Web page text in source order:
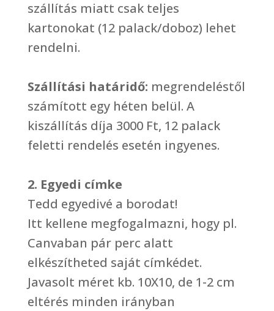
szállítás miatt csak teljes
kartonokat (12 palack/doboz) lehet
rendelni.
Szállítási határidő: megrendeléstől
számított egy héten belül. A
kiszállítás díja 3000 Ft, 12 palack
feletti rendelés esetén ingyenes.
2. Egyedi címke
Tedd egyedivé a borodat!
Itt kellene megfogalmazni, hogy pl.
Canvaban pár perc alatt
elkészítheted saját címkédet.
Javasolt méret kb. 10X10, de 1-2 cm
eltérés minden irányban